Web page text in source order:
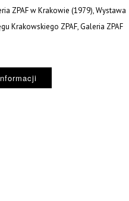
ZPAF w Krakowie (1979), Wystawa
Krakowskiego ZPAF, Galeria ZPAF